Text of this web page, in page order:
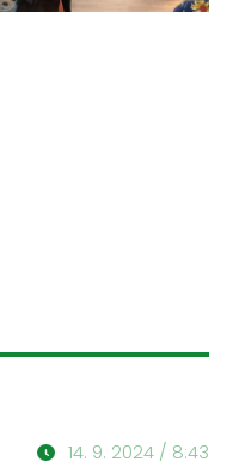
14. 9. 2024 / 8:43